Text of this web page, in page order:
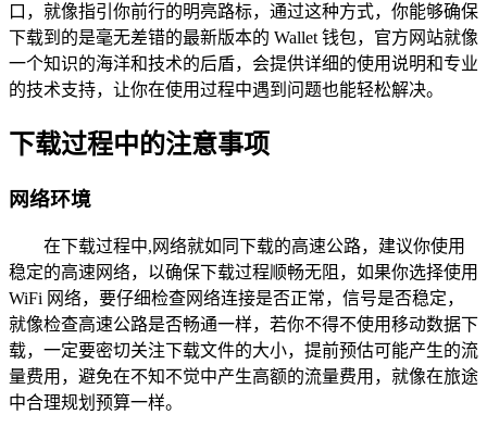
口，就像指引你前行的明亮路标，通过这种方式，你能够确保
下载到的是毫无差错的最新版本的 Wallet 钱包，官方网站就像
一个知识的海洋和技术的后盾，会提供详细的使用说明和专业
的技术支持，让你在使用过程中遇到问题也能轻松解决。
下载过程中的注意事项
网络环境
在下载过程中,网络就如同下载的高速公路，建议你使用
稳定的高速网络，以确保下载过程顺畅无阻，如果你选择使用
WiFi 网络，要仔细检查网络连接是否正常，信号是否稳定，
就像检查高速公路是否畅通一样，若你不得不使用移动数据下
载，一定要密切关注下载文件的大小，提前预估可能产生的流
量费用，避免在不知不觉中产生高额的流量费用，就像在旅途
中合理规划预算一样。